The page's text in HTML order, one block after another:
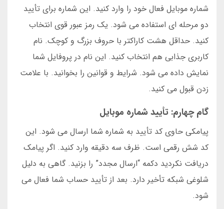
شماره موبایل فعال خود را وارد کنید. این شماره برای تأیید
دو مرحله ای استفاده می شود. یک رمز عبور قوی انتخاب
کنید. حداقل هشت کاراکتر با حروف بزرگ و کوچک. نام
کاربری جذابی هم انتخاب کنید. این نام در پروفایل شما
نمایش داده می شود. شرایط و قوانین را بخوانید. با علامت
زدن قبول می کنید.
گام چهارم: تأیید شماره موبایل
پیامکی حاوی کد تأیید به شماره شما ارسال می شود. این
کد شش رقمی است. ظرف سه دقیقه وارد کنید. اگر پیامک
دریافت نکردید دکمه “ارسال مجدد” را بزنید. گاهی به دلیل
شلوغی شبکه تأخیر دارد. بعد از تأیید حساب شما فعال می
شود.